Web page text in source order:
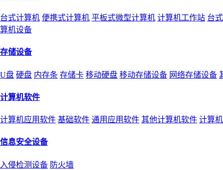
台式计算机 便携式计算机 平板式微型计算机 计算机工作站 台
算机设备
存储设备
U盘 硬盘 内存条 存储卡 移动硬盘 移动存储设备 网络存储设备
计算机软件
计算机应用软件 基础软件 通用应用软件 其他计算机软件 计算
信息安全设备
入侵检测设备 防火墙